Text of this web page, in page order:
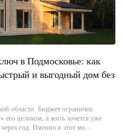
в Подмосковье: как
и выгодный дом без
области. Бюджет ограничен.
его целиком, а жить хочется уже
через год. Именно в этот мо...